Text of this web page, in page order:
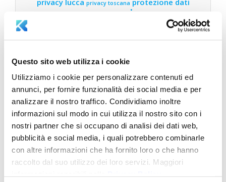
Questo sito web utilizza i cookie
Utilizziamo i cookie per personalizzare contenuti ed
annunci, per fornire funzionalità dei social media e per
analizzare il nostro traffico. Condividiamo inoltre
informazioni sul modo in cui utilizza il nostro sito con i
nostri partner che si occupano di analisi dei dati web,
pubblicità e social media, i quali potrebbero combinarle
con altre informazioni che ha fornito loro o che hanno
raccolto dal suo utilizzo dei loro servizi. Maggiori
privacy toscana
sicurezza
sicurezza informatica
aziendale sicurezza informatica lucca
sostenibilità
LATEST NEWS
artificiale in Italia Ottobre 15, 2025
Adeguarsi alla Direttiva NIS2: Come proteggere
la tua azienda con Aksilia Suite e Cerbeyra Luglio